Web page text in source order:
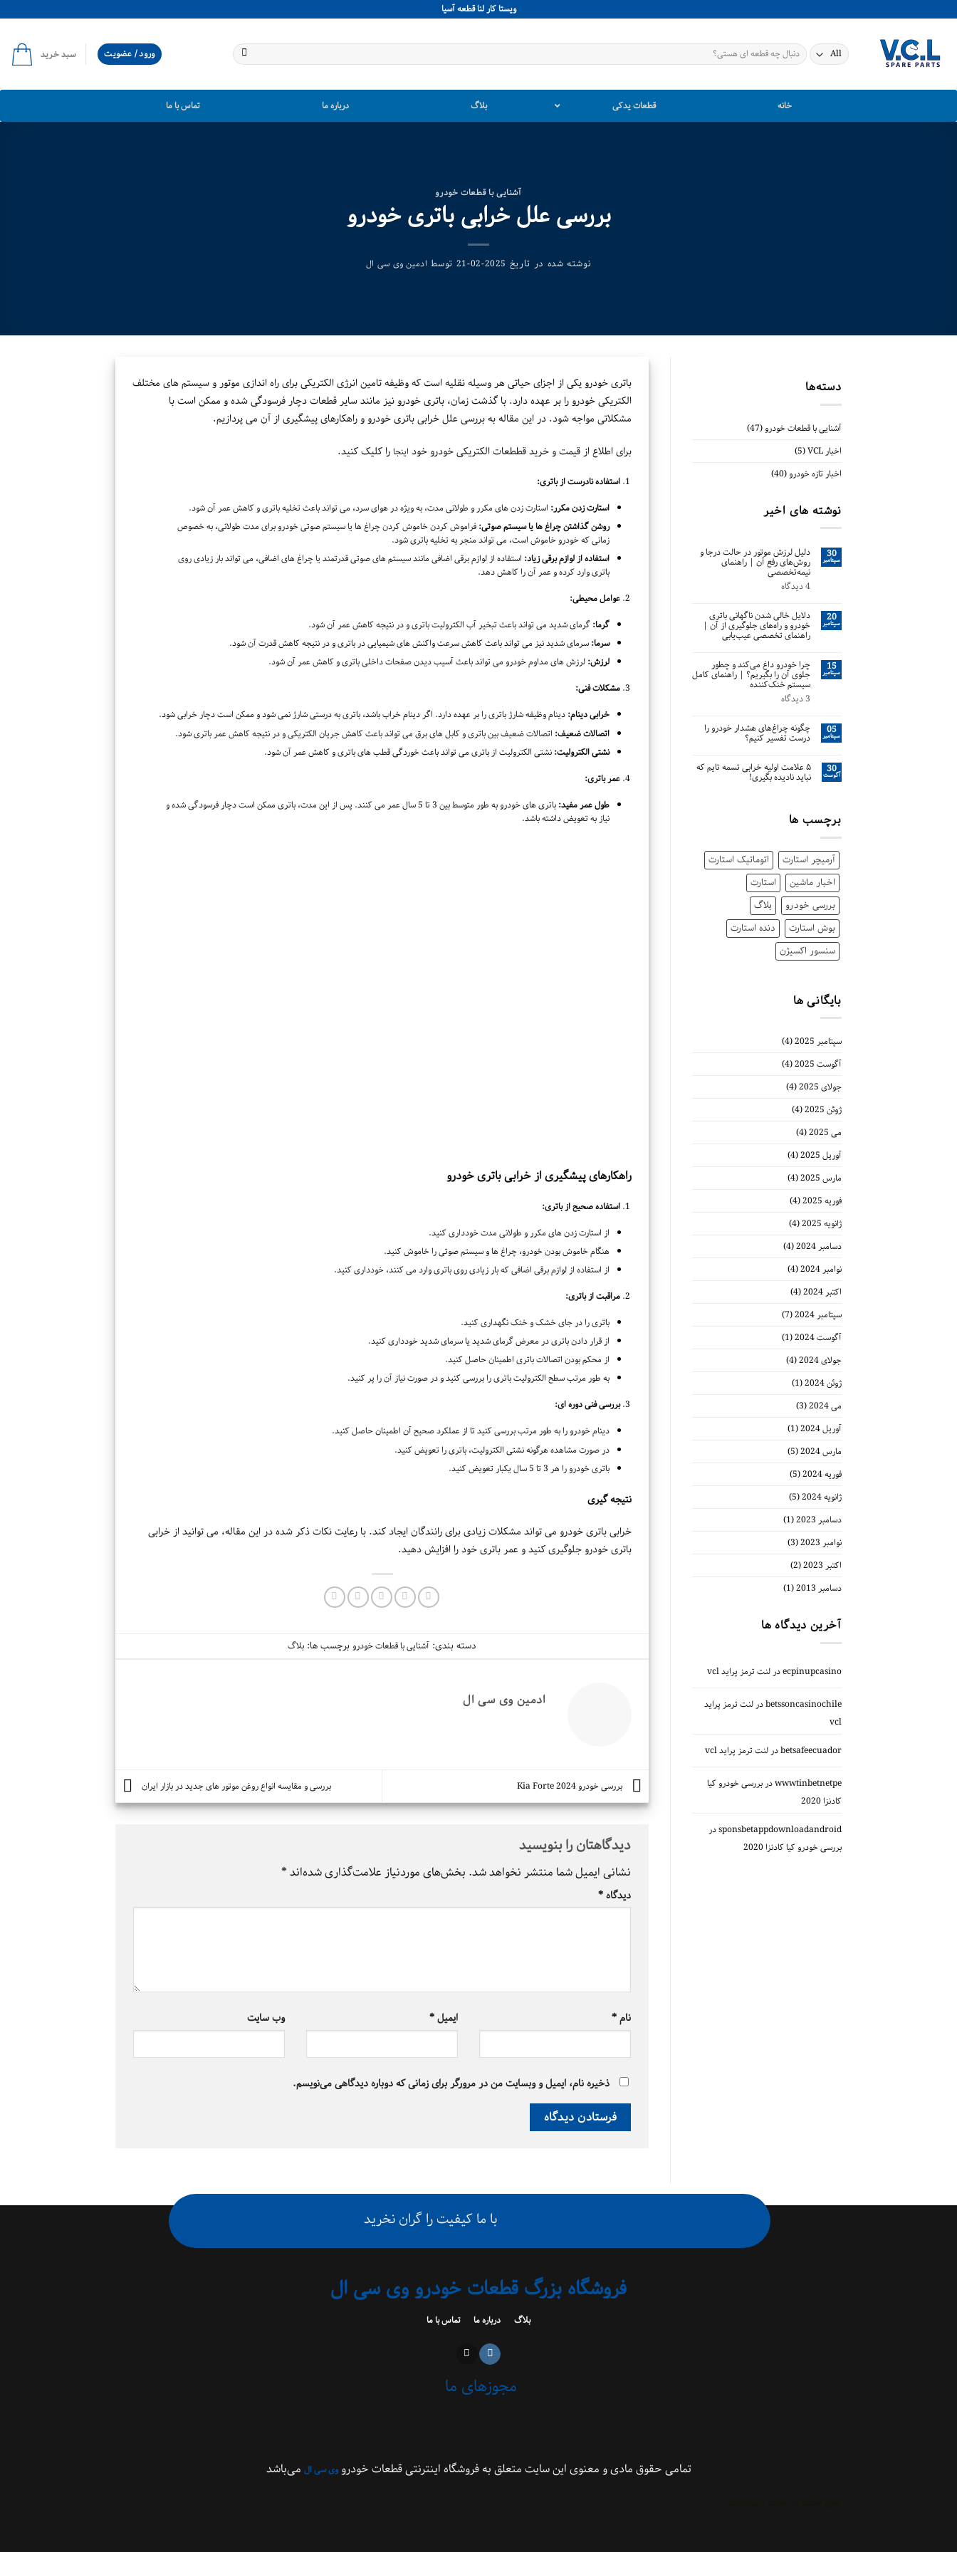
to
ويستا كار لنا قطعه آسيا
جستجو
برای:
ورود / عضویت سبد خرید
خانه قطعات یدکی بلاگ درباره ما تماس با ما
آشنایی با قطعات خودرو
بررسی علل خرابی باتری خودرو
نوشته شده در تاریخ 2025-02-21 توسط ادمین وی سی ال
دسته‌ها
آشنایی با قطعات خودرو(47)
اخبار VCL
(5)
اخبار تازه خودرو(40)
نوشته های اخیر
30
سپتامبر
دلیل لرزش موتور در حالت درجا و
روش‌های رفع آن | راهنمای
نیمه‌تخصصی
4 دیدگاه
20
سپتامبر
دلایل خالی شدن ناگهانی باتری
خودرو و راه‌های جلوگیری از آن |
راهنمای تخصصی عیب‌یابی
15
سپتامبر
چرا خودرو داغ می‌کند و چطور
جلوی آن را بگیریم؟ | راهنمای کامل
سیستم خنک‌کننده
3 دیدگاه
05
سپتامبر
چگونه چراغ‌های هشدار خودرو را
درست تفسیر کنیم؟
30
آگوست
۵ علامت اولیه خرابی تسمه تایم که
نباید نادیده بگیری!
برچسب ها
آرمیچر استارت
اتوماتیک استارت
اخبار ماشین
استارت
بررسی خودرو
بلاگ
بوش استارت
دنده استارت
سنسور اکسیژن
بایگانی ها
سپتامبر 2025
(4)
آگوست 2025
(4)
جولای 2025
(4)
ژوئن 2025
(4)
می 2025
(4)
آوریل 2025
(4)
مارس 2025
(4)
فوریه 2025
(4)
ژانویه 2025
(4)
دسامبر 2024
(4)
نوامبر 2024
(4)
اکتبر 2024
(4)
سپتامبر 2024
(7)
آگوست 2024
(1)
جولای 2024
(4)
ژوئن 2024
(1)
می 2024
(3)
آوریل 2024
(1)
مارس 2024
(5)
فوریه 2024
(5)
ژانویه 2024
(5)
دسامبر 2023
(1)
نوامبر 2023
(3)
اکتبر 2023
(2)
دسامبر 2013
(1)
آخرین دیدگاه ها
ecpinupcasinoدرلنت ترمز پراید vcl
betssoncasinochileدرلنت ترمز پراید
vcl
betsafeecuadorدرلنت ترمز پراید vcl
wwwtinbetnetpeدربررسی خودرو کیا
کادنزا 2020
sponsbetappdownloadandroidدر
بررسی خودرو کیا کادنزا 2020
باتری خودرو یکی از اجزای حیاتی هر وسیله نقلیه است که وظیفه تامین انرژی الکتریکی برای راه اندازی موتور و سیستم های مختلف
الکتریکی خودرو را بر عهده دارد. با گذشت زمان، باتری خودرو نیز مانند سایر قطعات دچار فرسودگی شده و ممکن است با
مشکلاتی مواجه شود. در این مقاله به بررسی علل خرابی باتری خودرو و راهکارهای پیشگیری از آن می پردازیم.
برای اطلاع از قیمت و خرید قططعات الکتریکی خودرو خود اینجارا کلیک کنید.
استفاده نادرست از باتری:
استارت زدن مکرر: استارت زدن های مکرر و طولانی مدت، به ویژه در هوای سرد، می تواند باعث تخلیه باتری و کاهش عمر آن شود.
روشن گذاشتن چراغ ها یا سیستم صوتی:فراموش کردن خاموش کردن چراغ ها یا سیستم صوتی خودرو برای مدت طولانی، به خصوص
زمانی که خودرو خاموش است، می تواند منجر به تخلیه باتری شود.
استفاده از لوازم برقی زیاد: استفاده از لوازم برقی اضافی مانند سیستم های صوتی قدرتمند یا چراغ های اضافی، می تواند بار زیادی روی
باتری وارد کرده و عمر آن را کاهش دهد.
عوامل محیطی:
گرما:گرمای شدید می تواند باعث تبخیر آب الکترولیت باتری و در نتیجه کاهش عمر آن شود.
سرما:سرمای شدید نیز می تواند باعث کاهش سرعت واکنش های شیمیایی در باتری و در نتیجه کاهش قدرت آن شود.
لرزش:لرزش های مداوم خودرو می تواند باعث آسیب دیدن صفحات داخلی باتری و کاهش عمر آن شود.
مشکلات فنی:
خرابی دینام:دینام وظیفه شارژ باتری را بر عهده دارد. اگر دینام خراب باشد، باتری به درستی شارژ نمی شود و ممکن است دچار خرابی شود.
اتصالات ضعیف: اتصالات ضعیف بین باتری و کابل های برق می تواند باعث کاهش جریان الکتریکی و در نتیجه کاهش عمر باتری شود.
نشتی الکترولیت:نشتی الکترولیت از باتری می تواند باعث خوردگی قطب های باتری و کاهش عمر آن شود.
عمر باتری:
طول عمر مفید:
باتری های خودرو به طور متوسط بین 3 تا 5 سال عمر می کنند. پس از این مدت، باتری ممکن است دچار فرسودگی شده و
نیاز به تعویض داشته باشد.
راهکارهای پیشگیری از خرابی باتری خودرو
استفاده صحیح از باتری:
از استارت زدن های مکرر و طولانی مدت خودداری کنید.
هنگام خاموش بودن خودرو، چراغ ها و سیستم صوتی را خاموش کنید.
از استفاده از لوازم برقی اضافی که بار زیادی روی باتری وارد می کنند، خودداری کنید.
مراقبت از باتری:
باتری را در جای خشک و خنک نگهداری کنید.
از قرار دادن باتری در معرض گرمای شدید یا سرمای شدید خودداری کنید.
از محکم بودن اتصالات باتری اطمینان حاصل کنید.
به طور مرتب سطح الکترولیت باتری را بررسی کنید و در صورت نیاز آن را پر کنید.
بررسی فنی دوره ای:
دینام خودرو را به طور مرتب بررسی کنید تا از عملکرد صحیح آن اطمینان حاصل کنید.
در صورت مشاهده هرگونه نشتی الکترولیت، باتری را تعویض کنید.
باتری خودرو را هر 3 تا 5 سال یکبار تعویض کنید.
نتیجه گیری
خرابی باتری خودرو می تواند مشکلات زیادی برای رانندگان ایجاد کند. با رعایت نکات ذکر شده در این مقاله، می توانید از خرابی
باتری خودرو جلوگیری کنید و عمر باتری خود را افزایش دهید.
دسته بندی: آشنایی با قطعات خودرو برچسب ها: بلاگ
ادمین وی سی ال
بررسی خودرو 2024 Kia Forte بررسی و مقایسه انواع روغن موتور های جدید در بازار ایران
دیدگاهتان را بنویسید
نشانی ایمیل شما منتشر نخواهد شد. بخش‌های موردنیاز علامت‌گذاری شده‌اند*
دیدگاه*
نام* ایمیل* وب‌ سایت
ذخیره نام، ایمیل و وبسایت من در مرورگر برای زمانی که دوباره دیدگاهی می‌نویسم.
با ما کیفیت را گران نخرید
فروشگاه بزرگ قطعات خودرو وی سی ال
بلاگ درباره ما تماس با ما
مجوزهای ما
تمامی حقوق مادی و معنوی این سایت متعلق به فروشگاه اینترنتی قطعات خودرو وی سی ال می‌باشد